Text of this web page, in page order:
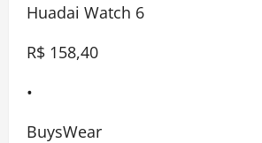
Huadai Watch 6
R$ 158,40
•
BuysWear